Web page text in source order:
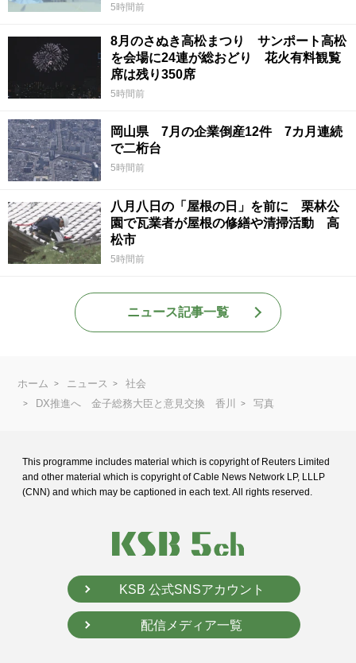
5時間前
8月のさぬき高松まつり サンポート高松
を会場に24連が総おどり 花火有料観覧
席は残り350席
5時間前
岡山県 7月の企業倒産12件 7カ月連続
で二桁台
5時間前
八月八日の「屋根の日」を前に 栗林公
園で瓦業者が屋根の修繕や清掃活動 高
松市
5時間前
ニュース記事一覧
ホーム ニュース
社会
DX推進へ 金子総務大臣と意見交換 香川
写真
This programme includes material which is copyright of Reuters Limited
and other material which is copyright of Cable News Network LP, LLLP
(CNN) and which may be captioned in each text. All rights reserved.
KSB 公式SNSアカウント
配信メディア一覧